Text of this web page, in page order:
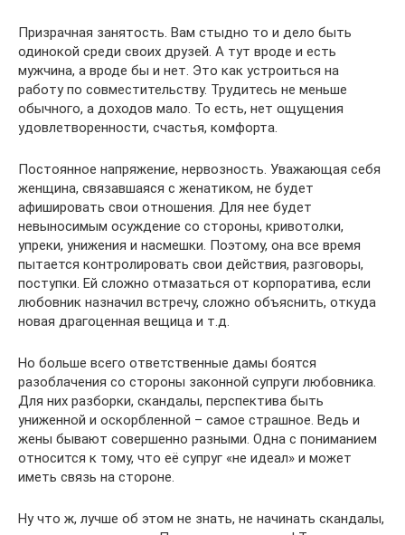
Призрачная занятость. Вам стыдно то и дело быть
одинокой среди своих друзей. А тут вроде и есть
мужчина, а вроде бы и нет. Это как устроиться на
работу по совместительству. Трудитесь не меньше
обычного, а доходов мало. То есть, нет ощущения
удовлетворенности, счастья, комфорта.
Постоянное напряжение, нервозность. Уважающая себя
женщина, связавшаяся с женатиком, не будет
афишировать свои отношения. Для нее будет
невыносимым осуждение со стороны, кривотолки,
упреки, унижения и насмешки. Поэтому, она все время
пытается контролировать свои действия, разговоры,
поступки. Ей сложно отмазаться от корпоратива, если
любовник назначил встречу, сложно объяснить, откуда
новая драгоценная вещица и т.д.
Но больше всего ответственные дамы боятся
разоблачения со стороны законной супруги любовника.
Для них разборки, скандалы, перспектива быть
униженной и оскорбленной – самое страшное. Ведь и
жены бывают совершенно разными. Одна с пониманием
относится к тому, что её супруг «не идеал» и может
иметь связь на стороне.
Ну что ж, лучше об этом не знать, не начинать скандалы,